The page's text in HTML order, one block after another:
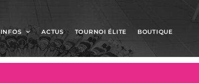
INFOS ACTUS TOURNOI ÉLITE BOUTIQUE